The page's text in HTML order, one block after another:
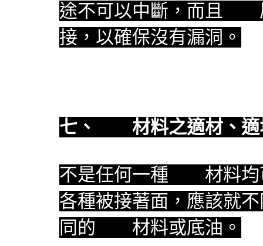
途不可以中斷，而且
接，以確保沒有漏洞。
七、 材料之適材、
不是任何一種
材料
各種被接著面，應該就
同的
材料或底油。